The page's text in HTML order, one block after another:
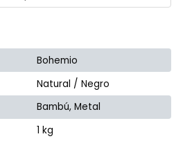
Bohemio
Natural / Negro
Bambú, Metal
1 kg